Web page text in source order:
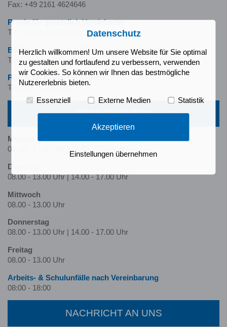
Fax: +49 2161 4624646
Praxis für gesetzlich Versicherte:
Tel: +49 2161 4624650
BG Praxis: Arbeits-, Wege- und Schulunfälle:
Tel: +49 2161 4624610
Praxis für privat Versicherte:
Tel: 0174 5216 051
SPRECHZEITEN
Montag
08.00 - 13.00 Uhr | 14.00 - 17.00 Uhr
Dienstag
08.00 - 13.00 Uhr | 14.00 - 17.00 Uhr
Mittwoch
08.00 - 13.00 Uhr
Donnerstag
08.00 - 13.00 Uhr | 14.00 - 17.00 Uhr
Freitag
08.00 - 13.00 Uhr
Arbeits- & Schulunfälle nach Ver­ein­barung
08:00 - 18:00
NACHRICHT AN UNS
Datenschutz
Herzlich willkommen! Um unsere Website für Sie optimal
zu gestalten und fortlaufend zu verbessern, verwenden
wir Cookies. So können wir Ihnen das bestmögliche
Nutzererlebnis bieten.
Essenziell Externe Medien Statistik
Akzeptieren
Einstellungen übernehmen